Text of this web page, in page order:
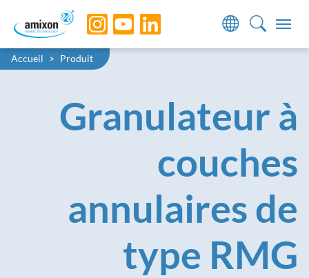
Skip to main navigation
Skip to main content
Skip to page footer
You are here:
Accueil Produit
Granulateur à
couches
annulaires de
type RMG